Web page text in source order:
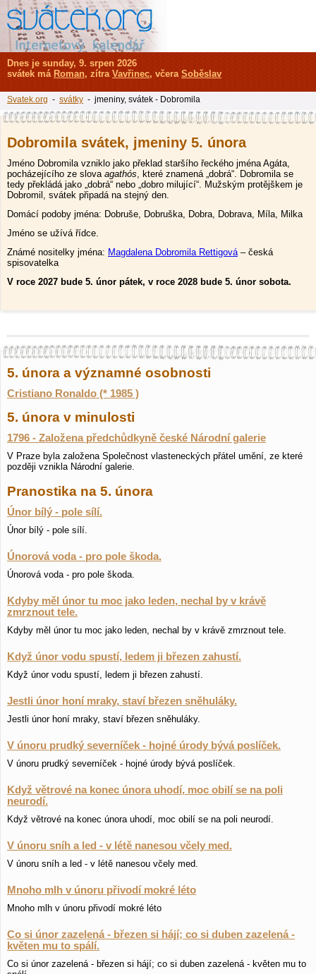
Dobromila svátek, jmeniny 5. února
Jméno Dobromila vzniklo jako překlad staršího řeckého jména Agáta,
pocházejícího ze slova agathós, které znamená „dobrá“. Dobromila se
tedy překládá jako „dobrá“ nebo „dobro milující“. Mužským protějškem je
Dobromil, svátek připadá na stejný den.
Domácí podoby jména: Dobruše, Dobruška, Dobra, Dobrava, Míla, Milka
Jméno se užívá řídce.
Známé nositelky jména: Magdalena Dobromila Rettigová– česká
spisovatelka
V roce 2027 bude 5. únor pátek, v roce 2028 bude 5. únor sobota.
5. února a významné osobnosti
Cristiano Ronaldo (* 1985 )
5. února v minulosti
1796 - Založena předchůdkyně české Národní galerie
V Praze byla založena Společnost vlasteneckých přátel umění, ze které
později vznikla Národní galerie.
Pranostika na 5. února
Únor bílý - pole sílí.
Únor bílý - pole sílí.
Únorová voda - pro pole škoda.
Únorová voda - pro pole škoda.
Kdyby měl únor tu moc jako leden, nechal by v krávě
zmrznout tele.
Kdyby měl únor tu moc jako leden, nechal by v krávě zmrznout tele.
Když únor vodu spustí, ledem ji březen zahustí.
Když únor vodu spustí, ledem ji březen zahustí.
Jestli únor honí mraky, staví březen sněhuláky.
Jestli únor honí mraky, staví březen sněhuláky.
V únoru prudký severníček - hojné úrody bývá poslíček.
V únoru prudký severníček - hojné úrody bývá poslíček.
Když větrové na konec února uhodí, moc obilí se na poli
neurodí.
Když větrové na konec února uhodí, moc obilí se na poli neurodí.
V únoru sníh a led - v létě nanesou včely med.
V únoru sníh a led - v létě nanesou včely med.
Mnoho mlh v únoru přivodí mokré léto
Mnoho mlh v únoru přivodí mokré léto
Co si únor zazelená - březen si hájí; co si duben zazelená -
květen mu to spálí.
Co si únor zazelená - březen si hájí; co si duben zazelená - květen mu to
Dnes je sunday, 9. srpen 2026
svátek má Roman, zítra Vavřinec, včera Soběslav
Svatek.org - svátky - jmeniny, svátek - Dobromila